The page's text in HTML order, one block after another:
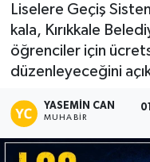
Liselere Geçiş
kala, Kırıkkale
öğrenciler için
düzenleyeceğini
YASEMIN CAN
MUHABIR
Son Dakika
Haber Arşivi